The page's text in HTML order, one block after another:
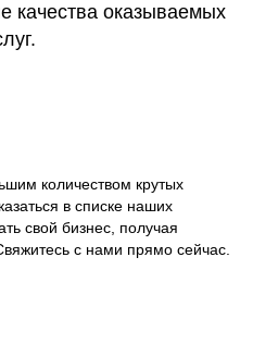
качества оказываемых
количеством крутых
в списке наших
свой бизнес, получая
с нами прямо сейчас.